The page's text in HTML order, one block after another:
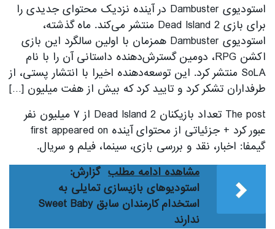
استودیوی Dambuster در آینده نزدیک محتوای جدیدی را
برای بازی Dead Island 2 منتشر می‌کند. ماه گذشته،
استودیوی Dambuster همزمان با اولین سالگرد این بازی
اکشن RPG، دومین گسترش‌دهنده داستانی آن را با نام
SoLA منتشر کرد. این توسعه‌دهنده اخیرا با انتشار پستی، از
طرفداران تشکر کرد و تایید کرد که بیش از هفت میلیون […]
The post تعداد بازیکنان Dead Island 2 از ۷ میلیون نفر
عبور کرد + جزئیاتی از محتوای آینده first appeared on
گیمفا: اخبار، نقد و بررسی بازی، سینما، فیلم و سریال.
مشاهده ادامه مطلب گزارش:
استودیوهای بازیسازی تمایلی به
استخدام کارمندان سابق Sweet Baby
ندارند